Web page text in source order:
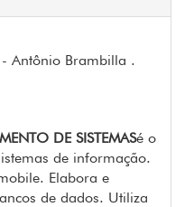
- Antônio Brambilla .
DE SISTEMASé o
de informação.
Elabora e
de dados. Utiliza